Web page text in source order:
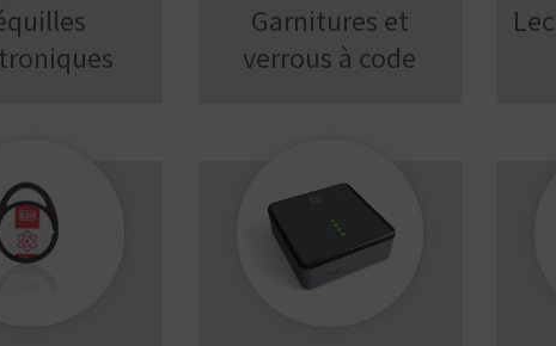
Garnitures et
verrous à code